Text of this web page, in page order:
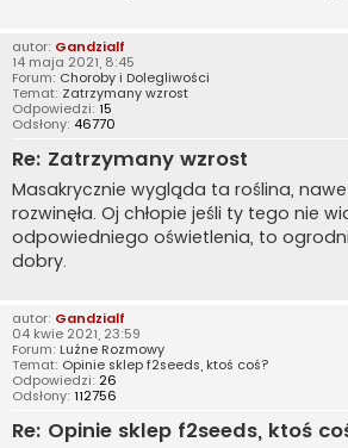
autor: Gandzialf
14 maja 2021, 8:45
Forum: Choroby i Dolegliwości
Temat: Zatrzymany wzrost
Odpowiedzi: 15
Odsłony: 46770
Re: Zatrzymany wzrost
Masakrycznie wygląda ta roślina,
rozwinęła. Oj chłopie jeśli ty tego nie
odpowiedniego oświetlenia, to
dobry.
autor: Gandzialf
04 kwie 2021, 23:59
Forum: Luźne Rozmowy
Temat: Opinie sklep f2seeds, ktoś coś?
Odpowiedzi: 26
Odsłony: 112756
Re: Opinie sklep f2seeds, ktoś